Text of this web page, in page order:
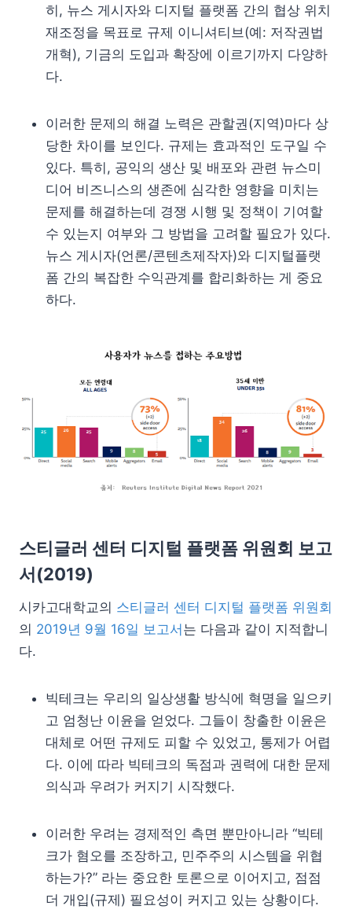
히, 뉴스 게시자와 디지털 플랫폼 간의 협상 위치
재조정을 목표로 규제 이니셔티브(예: 저작권법
개혁), 기금의 도입과 확장에 이르기까지 다양하
다.
이러한 문제의 해결 노력은 관할권(지역)마다 상
당한 차이를 보인다. 규제는 효과적인 도구일 수
있다. 특히, 공익의 생산 및 배포와 관련 뉴스미
디어 비즈니스의 생존에 심각한 영향을 미치는
문제를 해결하는데 경쟁 시행 및 정책이 기여할
수 있는지 여부와 그 방법을 고려할 필요가 있다.
뉴스 게시자(언론/콘텐츠제작자)와 디지털플랫
폼 간의 복잡한 수익관계를 합리화하는 게 중요
하다.
스티글러 센터 디지털 플랫폼 위원회 보고
서(2019)
시카고대학교의 스티글러 센터 디지털 플랫폼 위원회
의 2019년 9월 16일 보고서 는 다음과 같이 지적합니
다.
빅테크는 우리의 일상생활 방식에 혁명을 일으키
고 엄청난 이윤을 얻었다. 그들이 창출한 이윤은
대체로 어떤 규제도 피할 수 있었고, 통제가 어렵
다. 이에 따라 빅테크의 독점과 권력에 대한 문제
의식과 우려가 커지기 시작했다.
이러한 우려는 경제적인 측면 뿐만아니라 “빅테
크가 혐오를 조장하고, 민주주의 시스템을 위협
하는가?” 라는 중요한 토론으로 이어지고, 점점
더 개입(규제) 필요성이 커지고 있는 상황이다.